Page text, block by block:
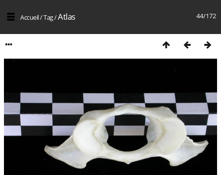
44/172
Accueil/Tag/Atlas